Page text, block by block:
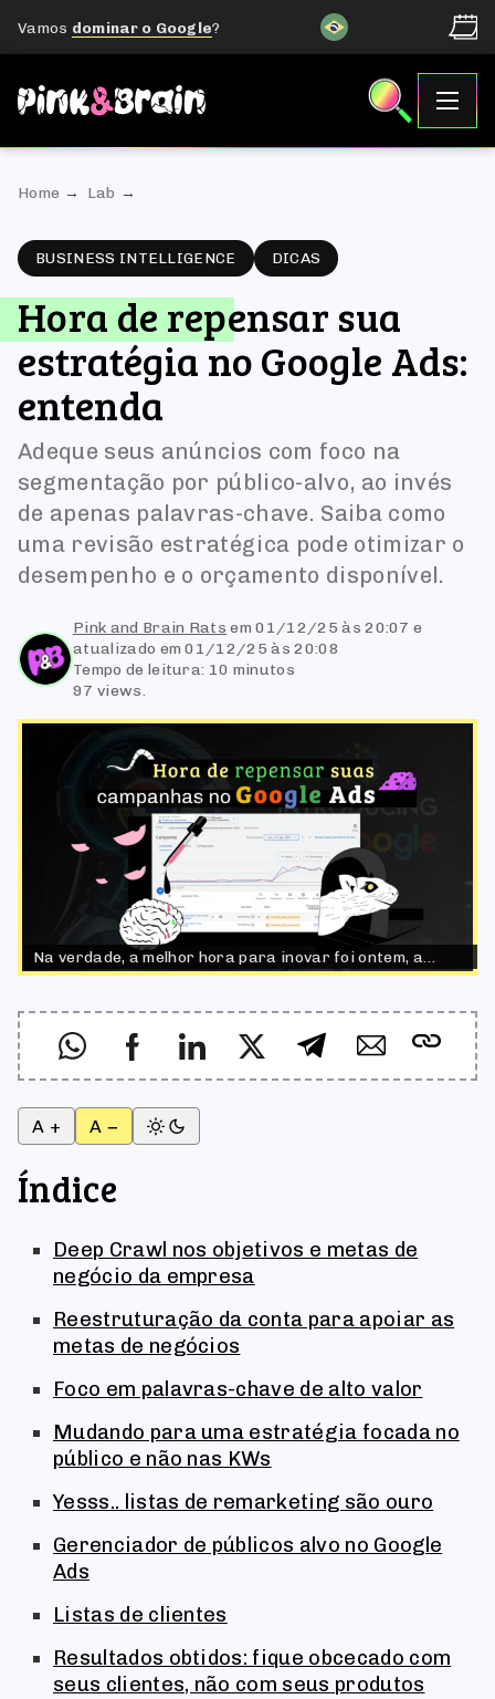
Vamos dominar o Google?
Home Lab
BUSINESS INTELLIGENCE DICAS
Hora de repensar sua
estratégia no Google Ads:
entenda
Adeque seus anúncios com foco na
segmentação por público-alvo, ao invés
de apenas palavras-chave. Saiba como
uma revisão estratégica pode otimizar o
desempenho e o orçamento disponível.
Pink and Brain Rats em01/12/25 às 20:07e
atualizado em 01/12/25 às 20:08
Tempo de leitura: 10 minutos
97 views.
Na verdade, a melhor hora para inovar foi ontem, a
segunda melhor é agora.
A + A −
Índice
Deep Crawl nos objetivos e metas de
negócio da empresa
Reestruturação da conta para apoiar as
metas de negócios
Foco em palavras-chave de alto valor
Mudando para uma estratégia focada no
público e não nas KWs
Yesss.. listas de remarketing são ouro
Gerenciador de públicos alvo no Google
Ads
Listas de clientes
Resultados obtidos: fique obcecado com
seus clientes, não com seus produtos